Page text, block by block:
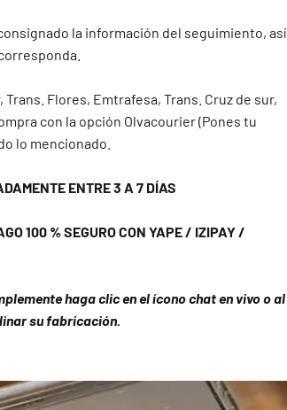
la información del seguimiento, así
Flores, Emtrafesa, Trans. Cruz de sur,
con la opción Olvacourier (Pones tu
lo mencionado.
ENTRE 3 A 7 DÍAS
100 % SEGURO CON YAPE / IZIPAY /
haga clic en el ícono chat en vivo o al
su fabricación.